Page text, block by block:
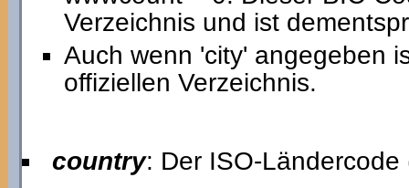
Verzeichnis und ist
Auch wenn 'city' angegeben
offiziellen Verzeichnis.
country: Der ISO-